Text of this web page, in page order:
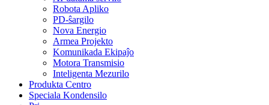
Robota Apliko
PD-ŝargilo
Nova Energio
Armea Projekto
Komunikada Ekipaĵo
Motora Transmisio
Inteligenta Mezurilo
Produkta Centro
Speciala Kondensilo